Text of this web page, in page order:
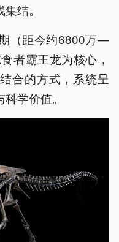
结。
（距今约6800万—
者霸王龙为核心，
合的方式，系统呈
学价值。